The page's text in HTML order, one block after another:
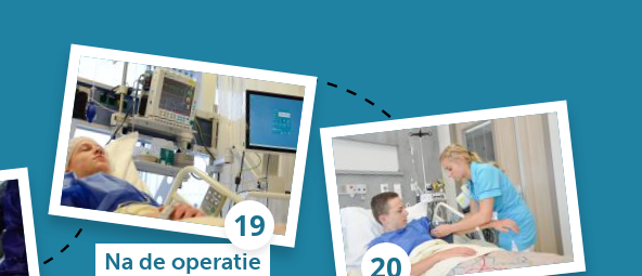
Na de operatie